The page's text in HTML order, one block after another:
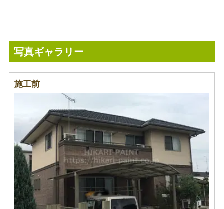
写真ギャラリー
施工前